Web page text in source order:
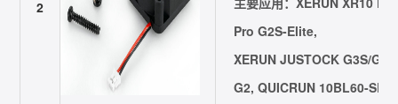
2
Pro G2S-Elite,
XERUN JUSTOCK G3S/G3
G2, QUICRUN 10BL60-